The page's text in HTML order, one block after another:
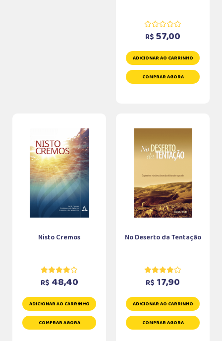
R$ 57,00
ADICIONAR AO CARRINHO
COMPRAR AGORA
Nisto Cremos
R$ 48,40
ADICIONAR AO CARRINHO
COMPRAR AGORA
No Deserto da Tentação
R$ 17,90
ADICIONAR AO CARRINHO
COMPRAR AGORA